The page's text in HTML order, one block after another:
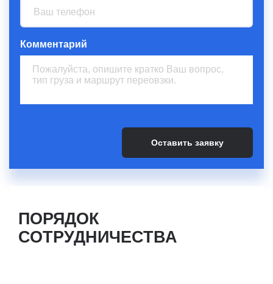
Комментарий
ПОРЯДОК
СОТРУДНИЧЕСТВА